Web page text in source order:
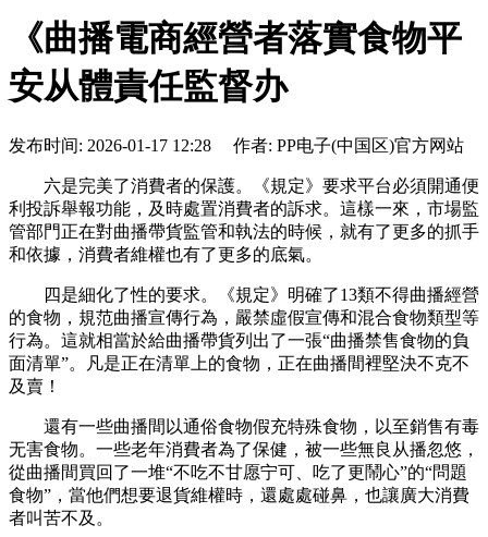
《曲播電商經營者落實食物平
安从體責任監督办
发布时间: 2026-01-17 12:28 作者: PP电子(中国区)官方网站
六是完美了消費者的保護。《規定》要求平台必須開通便
利投訴舉報功能，及時處置消費者的訴求。這樣一來，市場監
管部門正在對曲播帶貨監管和執法的時候，就有了更多的抓手
和依據，消費者維權也有了更多的底氣。
四是細化了性的要求。《規定》明確了13類不得曲播經營
的食物，規范曲播宣傳行為，嚴禁虛假宣傳和混合食物類型等
行為。這就相當於給曲播帶貨列出了一張“曲播禁售食物的負
面清單”。凡是正在清單上的食物，正在曲播間裡堅決不克不
及賣！
還有一些曲播間以通俗食物假充特殊食物，以至銷售有毒
无害食物。一些老年消費者為了保健，被一些無良从播忽悠，
從曲播間買回了一堆“不吃不甘愿宁可、吃了更鬧心”的“問題
食物”，當他們想要退貨維權時，還處處碰鼻，也讓廣大消費
者叫苦不及。